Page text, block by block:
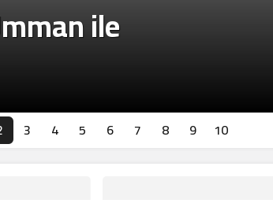
ile
3 4 5 6 7 8 9 10